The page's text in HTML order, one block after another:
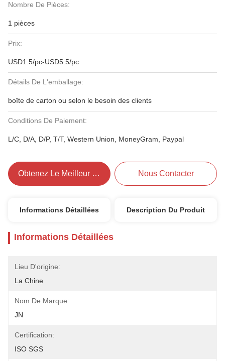
Nombre De Pièces:
1 pièces
Prix:
USD1.5/pc-USD5.5/pc
Détails De L'emballage:
boîte de carton ou selon le besoin des clients
Conditions De Paiement:
L/C, D/A, D/P, T/T, Western Union, MoneyGram, Paypal
Obtenez Le Meilleur Prix Nous Contacter
Informations Détaillées Description Du Produit
Informations Détaillées
Lieu D'origine:
La Chine
Nom De Marque:
JN
Certification:
ISO SGS